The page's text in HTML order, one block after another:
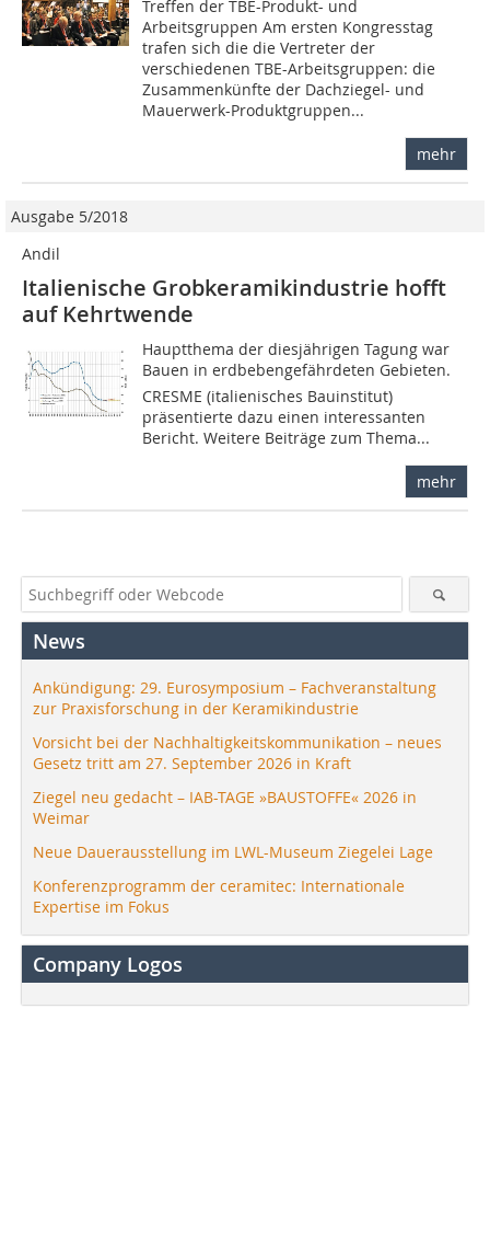
Treffen der TBE-Produkt- und
Arbeitsgruppen Am ersten Kongresstag
trafen sich die die Vertreter der
verschiedenen TBE-Arbeitsgruppen: die
Zusammenkünfte der Dachziegel- und
Mauerwerk-Produktgruppen...
mehr
Ausgabe 5/2018
Andil
Italienische Grobkeramikindustrie hofft
auf Kehrtwende
Hauptthema der diesjährigen Tagung war
Bauen in erdbebengefährdeten Gebieten.
CRESME (italienisches Bauinstitut)
präsentierte dazu einen interessanten
Bericht. Weitere Beiträge zum Thema...
mehr
News
Ankündigung: 29. Eurosymposium – Fachveranstaltung
zur Praxisforschung in der Keramikindustrie
Vorsicht bei der Nachhaltigkeitskommunikation – neues
Gesetz tritt am 27. September 2026 in Kraft
Ziegel neu gedacht – IAB-TAGE »BAUSTOFFE« 2026 in
Weimar
Neue Dauerausstellung im LWL-Museum Ziegelei Lage
Konferenzprogramm der ceramitec: Internationale
Expertise im Fokus
Company Logos